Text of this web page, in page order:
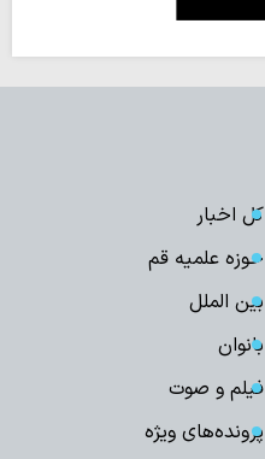
کل اخبار
حوزه علمیه قم
بین الملل
بانوان
فیلم و صوت
پرونده‌های ویژه